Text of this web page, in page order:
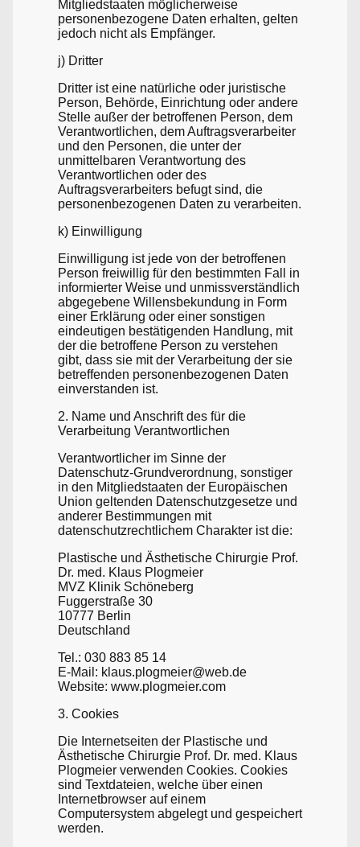
Mitgliedstaaten möglicherweise
personenbezogene Daten erhalten, gelten
jedoch nicht als Empfänger.
j) Dritter
Dritter ist eine natürliche oder juristische
Person, Behörde, Einrichtung oder andere
Stelle außer der betroffenen Person, dem
Verantwortlichen, dem Auftragsverarbeiter
und den Personen, die unter der
unmittelbaren Verantwortung des
Verantwortlichen oder des
Auftragsverarbeiters befugt sind, die
personenbezogenen Daten zu verarbeiten.
k) Einwilligung
Einwilligung ist jede von der betroffenen
Person freiwillig für den bestimmten Fall in
informierter Weise und unmissverständlich
abgegebene Willensbekundung in Form
einer Erklärung oder einer sonstigen
eindeutigen bestätigenden Handlung, mit
der die betroffene Person zu verstehen
gibt, dass sie mit der Verarbeitung der sie
betreffenden personenbezogenen Daten
einverstanden ist.
2. Name und Anschrift des für die
Verarbeitung Verantwortlichen
Verantwortlicher im Sinne der
Datenschutz-Grundverordnung, sonstiger
in den Mitgliedstaaten der Europäischen
Union geltenden Datenschutzgesetze und
anderer Bestimmungen mit
datenschutzrechtlichem Charakter ist die:
Plastische und Ästhetische Chirurgie Prof.
Dr. med. Klaus Plogmeier
MVZ Klinik Schöneberg
Fuggerstraße 30
10777 Berlin
Deutschland
Tel.: 030 883 85 14
E-Mail: klaus.plogmeier@web.de
Website: www.plogmeier.com
3. Cookies
Die Internetseiten der Plastische und
Ästhetische Chirurgie Prof. Dr. med. Klaus
Plogmeier verwenden Cookies. Cookies
sind Textdateien, welche über einen
Internetbrowser auf einem
Computersystem abgelegt und gespeichert
werden.